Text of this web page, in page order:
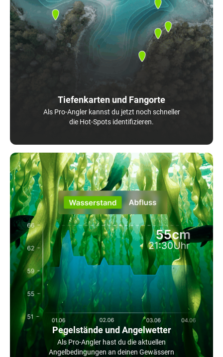
Tiefenkarten und Fangorte
Als Pro-Angler kannst du jetzt noch schneller
die Hot-Spots identifizieren.
Pegelstände und Angelwetter
Als Pro-Angler hast du die aktuellen
Angelbedingungen an deinen Gewässern